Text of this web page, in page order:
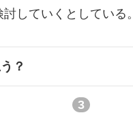
していくとしている。
？
3